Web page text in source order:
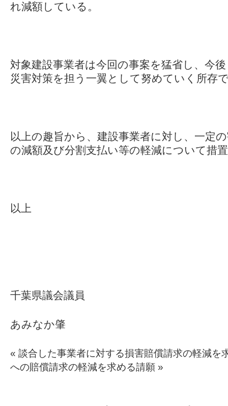
れ減額している。
対象建設事業者は今回の事案を猛省し、今
災害対策を担う一翼として努めていく所存
以上の趣旨から、建設事業者に対し、一定
の減額及び分割支払い等の軽減について措
以上
千葉県議会議員
あみなか肇
« 談合した事業者に対する損害賠償請求の軽減を
への賠償請求の軽減を求める請願 »